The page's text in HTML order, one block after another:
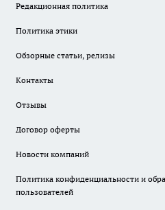
Редакционная политика
Политика этики
Обзорные статьи, релизы
Контакты
Отзывы
Договор оферты
Новости компаний
Политика конфиденциальности и
пользователей